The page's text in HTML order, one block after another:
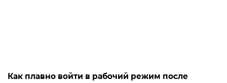
Как плавно войти в рабочий режим после